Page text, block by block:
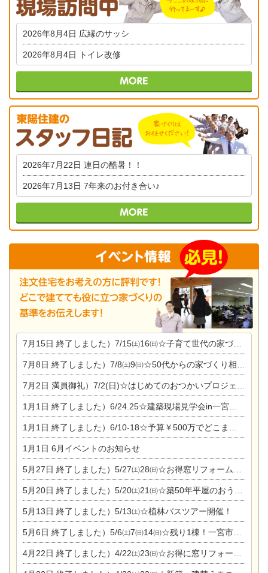
2026年8月4日 広縁のサッシ
2026年8月4日 トイレ改修
2026年7月22日 連日の酷暑！！
2026年7月13日 7年来のお付き合い♪
7月15日 終了しました）7/15㈯16㈰☆子育て世代の家づくり相談会
7月8日 終了しました）7/8㈯9㈰☆50代からの家づくり相談会
7月2日 満員御礼）7/2(日)☆はじめてのおつかいプロジェクト
1月1日 終了しました）6/24.25☆建築現場見学会in一宮市木曽川町
1月1日 終了しました）6/10-18☆予算￥500万でどこまでできるの？リフォーム相談会
1月1日 6月イベントのお知らせ
5月27日 終了しました）5/27㈯28㈰☆お得窓リフォーム個別相談会
5月20日 終了しました）5/20㈯21㈰☆築50年平屋のおうちリノベーション完成見学会
5月13日 終了しました）5/13㈯☆植林バスツアー開催！
5月6日 終了しました）5/6㈯7㈰14㈰☆残り1棟！一宮市限定モニター募集相談会(新築・建替え)
4月22日 終了しました）4/22㈯23㈰☆お得に窓リフォーム個別相談会